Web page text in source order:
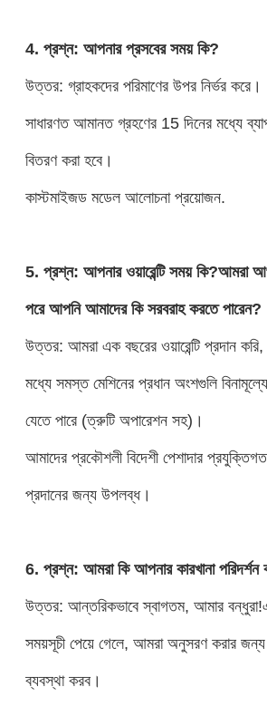
4. প্রশ্ন: আপনার প্রসবের সময় কি?
উত্তর: গ্রাহকদের পরিমাণের উপর নির্ভর করে।
সাধারণত আমানত গ্রহণের 15 দিনের মধ্যে
বিতরণ করা হবে।
কাস্টমাইজড মডেল আলোচনা প্রয়োজন.
5. প্রশ্ন: আপনার ওয়ারেন্টি সময় কি?আমরা
পরে আপনি আমাদের কি সরবরাহ করতে পারেন?
উত্তর: আমরা এক বছরের ওয়ারেন্টি প্রদান করি,
মধ্যে সমস্ত মেশিনের প্রধান অংশগুলি
যেতে পারে (ত্রুটি অপারেশন সহ)।
আমাদের প্রকৌশলী বিদেশী পেশাদার
প্রদানের জন্য উপলব্ধ।
6. প্রশ্ন: আমরা কি আপনার কারখানা পরিদর্শন
উত্তর: আন্তরিকভাবে স্বাগতম, আমার
সময়সূচী পেয়ে গেলে, আমরা অনুসরণ করার জন্য
ব্যবস্থা করব।